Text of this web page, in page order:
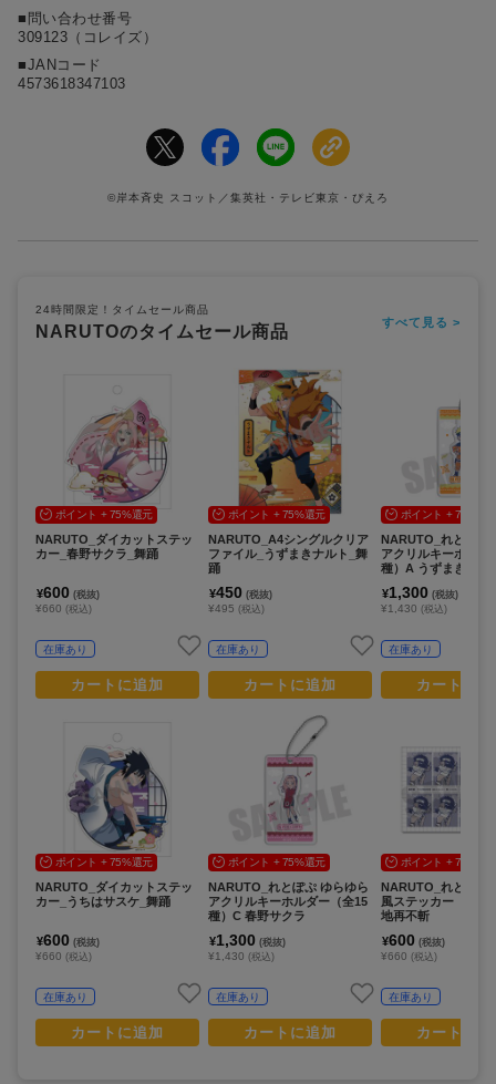
■問い合わせ番号
309123（コレイズ）
■JANコード
4573618347103
©岸本斉史 スコット／集英社・テレビ東京・ぴえろ
24時間限定！タイムセール商品
NARUTOのタイムセール商品 すべて見る >
ポイント + 75%還元
NARUTO_ダイカットステッ
カー_春野サクラ_舞踊
¥600 (税抜)
¥660 (税込)
在庫あり
カートに追加
ポイント + 75%還元
NARUTO_ダイカットステッ
カー_うちはサスケ_舞踊
¥600 (税抜)
¥660 (税込)
在庫あり
カートに追加
ポイント + 75%還元
NARUTO_A4シングルクリア
ファイル_うずまきナルト_舞
踊
¥450 (税抜)
¥495 (税込)
在庫あり
カートに追加
ポイント + 75%還元
NARUTO_れとぽぷ ゆらゆら
アクリルキーホルダー（全15
種）C 春野サクラ
¥1,300 (税抜)
¥1,430 (税込)
在庫あり
カートに追加
ポイント + 75%還
NARUTO_れとぽぷ
アクリルキーホルダ
種）A うずまきナル
¥1,300 (税抜)
¥1,430 (税込)
在庫あり
カートに
ポイント + 75%還
NARUTO_れとぽぷ
風ステッカー（全15
地再不斬
¥600 (税抜)
¥660 (税込)
在庫あり
カートに